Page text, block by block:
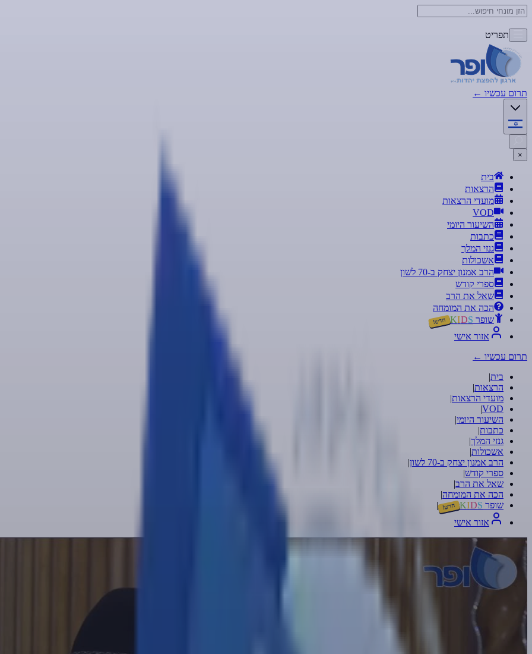
תפריט
תרום עכשיו ←
×
בית
הרצאות
מועדי הרצאות
VOD
השיעור היומי
כתבות
גנזי המלך
אשכולות
הרב אמנון יצחק ב-70 לשון
ספרי קודש
שאל את הרב
הכה את המומחה
שופר
KIDS חדש!
אזור אישי
תרום עכשיו ←
בית|
הרצאות|
מועדי הרצאות|
VOD
|
השיעור היומי|
כתבות|
גנזי המלך|
אשכולות|
הרב אמנון יצחק ב-70 לשון
|
ספרי קודש|
שאל את הרב|
הכה את המומחה|
שופר
KIDS חדש! |
אזור אישי